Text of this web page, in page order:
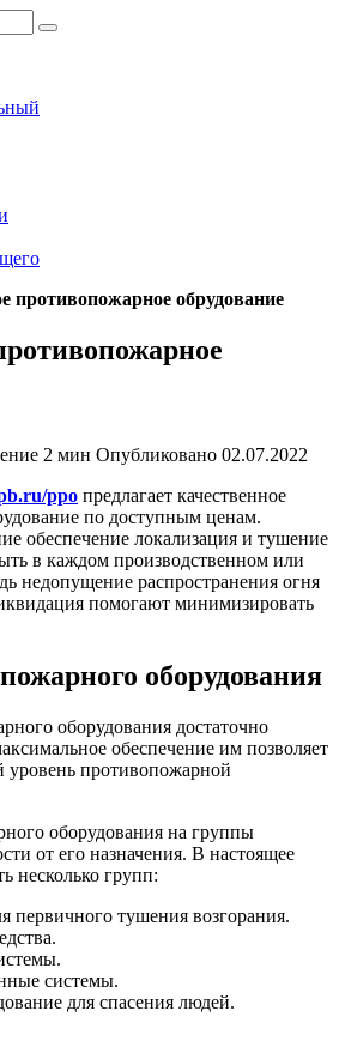
противопожарное обрудование
2 мин Опубликовано 02.07.2022
ppo предлагает качественное
по доступным ценам.
обеспечение локализация и тушение
в каждом производственном или
недопущение распространения огня
помогают минимизировать
оборудования
оборудования достаточно
обеспечение им позволяет
уровень противопожарной
оборудования на группы
от его назначения. В настоящее
несколько групп:
первичного тушения возгорания.
системы.
для спасения людей.